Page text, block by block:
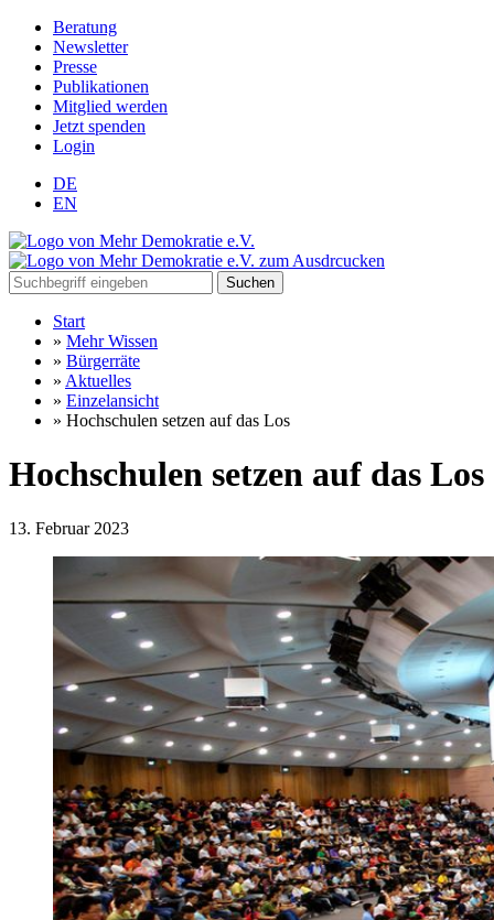
Beratung
Newsletter
Presse
Publikationen
Mitglied werden
Jetzt spenden
Login
DE
EN
Suchen
Start
» Mehr Wissen
» Bürgerräte
» Aktuelles
» Einzelansicht
» Hochschulen setzen auf das Los
Hochschulen setzen auf das Los
13. Februar 2023